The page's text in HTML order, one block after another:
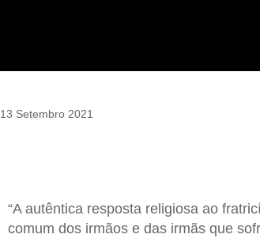
13 Setembro 2021
“A autêntica resposta religiosa ao
comum dos irmãos e das irmãs que